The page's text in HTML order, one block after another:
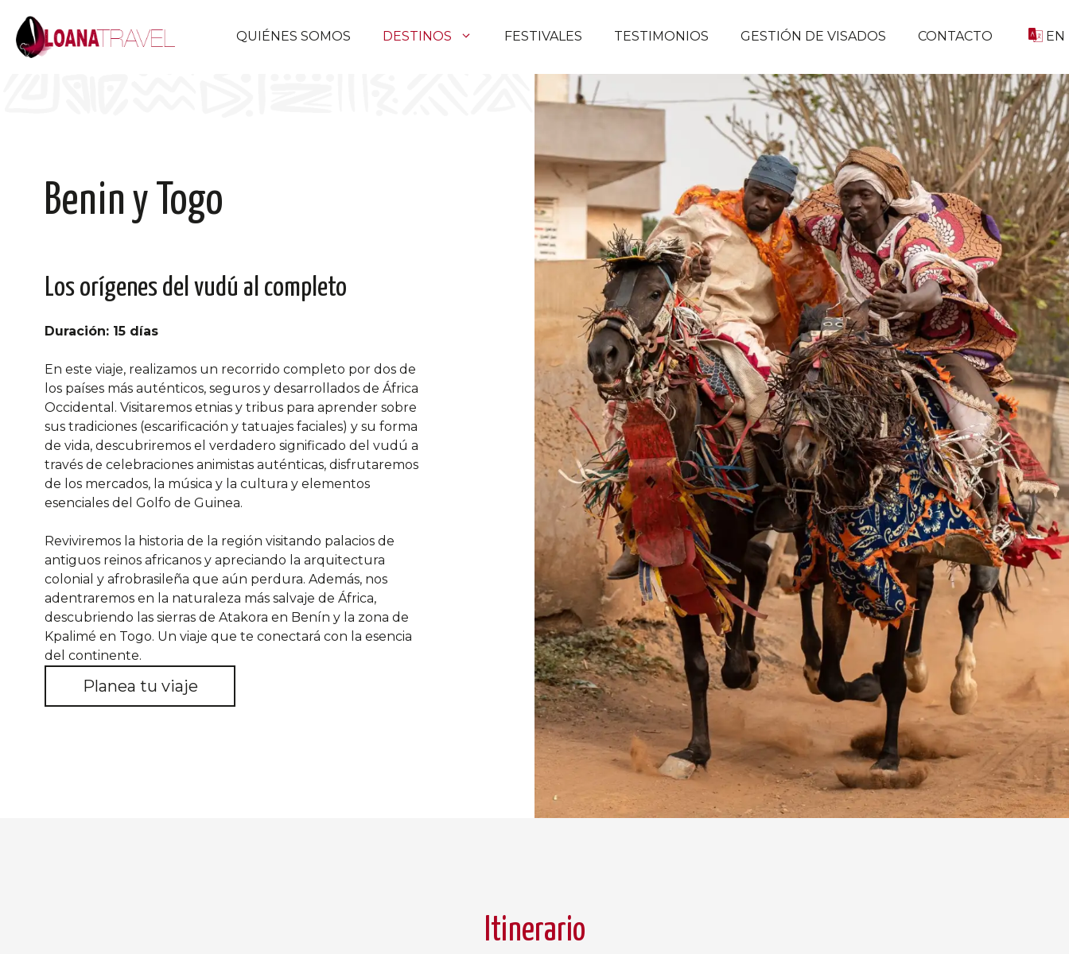
QUIÉNES SOMOS DESTINOS FESTIVALES TESTIMONIOS GESTIÓN DE VISADOS CONTACTO EN
Benin y Togo
Los orígenes del vudú al completo
Duración: 15 días
En este viaje, realizamos un recorrido completo por dos de
los países más auténticos, seguros y desarrollados de África
Occidental. Visitaremos etnias y tribus para aprender sobre
sus tradiciones (escarificación y tatuajes faciales) y su forma
de vida, descubriremos el verdadero significado del vudú a
través de celebraciones animistas auténticas, disfrutaremos
de los mercados, la música y la cultura y elementos
esenciales del Golfo de Guinea.
Reviviremos la historia de la región visitando palacios de
antiguos reinos africanos y apreciando la arquitectura
colonial y afrobrasileña que aún perdura. Además, nos
adentraremos en la naturaleza más salvaje de África,
descubriendo las sierras de Atakora en Benín y la zona de
Kpalimé en Togo. Un viaje que te conectará con la esencia
del continente.
Planea tu viaje
Itinerario